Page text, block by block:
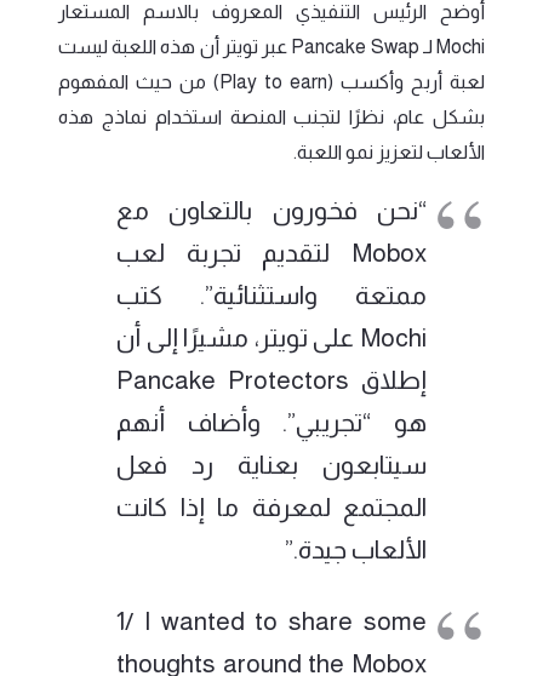
أوضح الرئيس التنفيذي المعروف بالاسم المستعار
Mochi لـ Pancake Swap عبر تويتر أن هذه اللعبة ليست
لعبة أربح وأكسب (Play to earn) من حيث المفهوم
بشكل عام، نظرًا لتجنب المنصة استخدام نماذج هذه
الألعاب لتعزيز نمو اللعبة.
“نحن فخورون بالتعاون مع
Mobox لتقديم تجربة لعب
ممتعة واستثنائية”. كتب
Mochi على تويتر، مشيرًا إلى أن
إطلاق Pancake Protectors
هو “تجريبي”. وأضاف أنهم
سيتابعون بعناية رد فعل
المجتمع لمعرفة ما إذا كانت
الألعاب جيدة.”
1/ I wanted to share some
thoughts around the Mobox